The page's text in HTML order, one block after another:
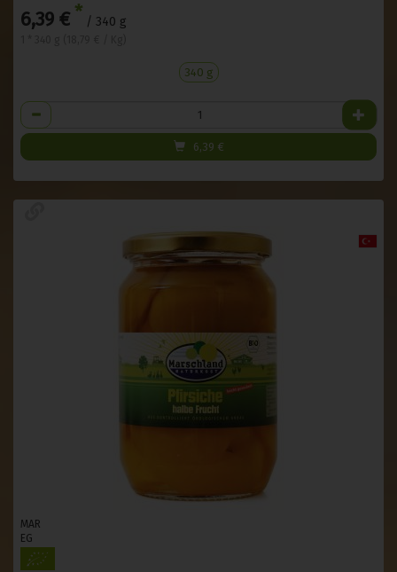
6,39 € * / 340 g
340 g
Anzahl
6,39 €
MAR
EG